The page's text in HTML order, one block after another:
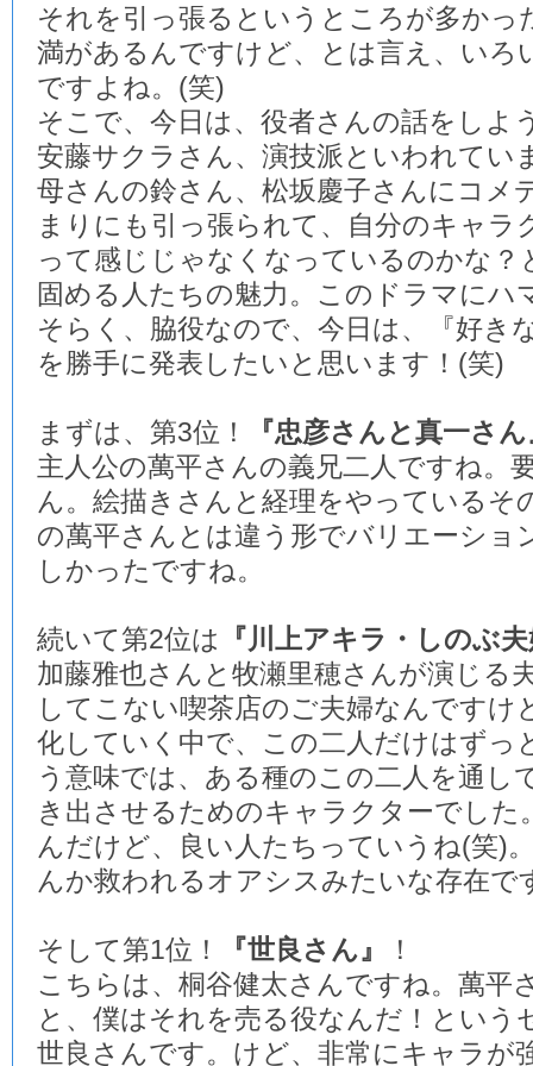
それを引っ張るというところが多かっ
満があるんですけど、とは言え、いろ
ですよね。(笑)
そこで、今日は、役者さんの話をしよ
安藤サクラさん、演技派といわれてい
母さんの鈴さん、松坂慶子さんにコメ
まりにも引っ張られて、自分のキャラ
って感じじゃなくなっているのかな？
固める人たちの魅力。このドラマにハ
そらく、脇役なので、今日は、『好き
を勝手に発表したいと思います！(笑)
まずは、第3位！
『忠彦さんと真一さ
主人公の萬平さんの義兄二人ですね。
ん。絵描きさんと経理をやっているそ
の萬平さんとは違う形でバリエーショ
しかったですね。
続いて第2位は
『川上アキラ・しのぶ
加藤雅也さんと牧瀬里穂さんが演じる
してこない喫茶店のご夫婦なんですけ
化していく中で、この二人だけはずっ
う意味では、ある種のこの二人を通し
き出させるためのキャラクターでした
んだけど、良い人たちっていうね(笑)
んか救われるオアシスみたいな存在で
そして第1位！ 『世良さん』
！
こちらは、桐谷健太さんですね。萬平
と、僕はそれを売る役なんだ！という
世良さんです。けど、非常にキャラが